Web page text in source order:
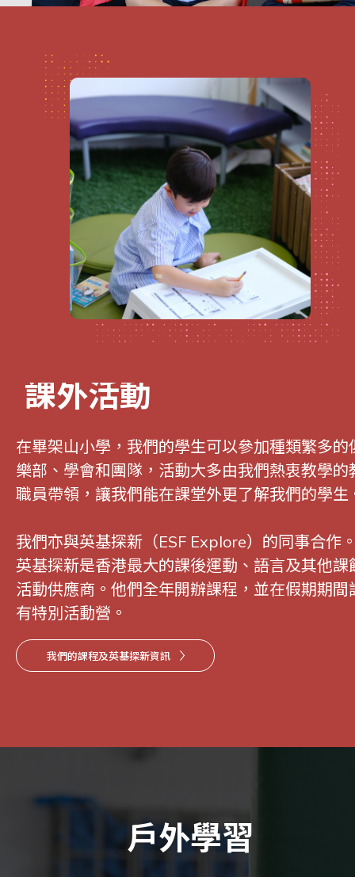
課外活動
在畢架山小學，我們的學生可以參加種類繁多的
樂部、學會和團隊，活動大多由我們熱衷教學的
職員帶領，讓我們能在課堂外更了解我們的學生
我們亦與英基探新（ESF Explore）的同事合作
英基探新是香港最大的課後運動、語言及其他課
活動供應商。他們全年開辦課程，並在假期期間
有特別活動營。
我們的課程及英基探新資訊
戶外學習